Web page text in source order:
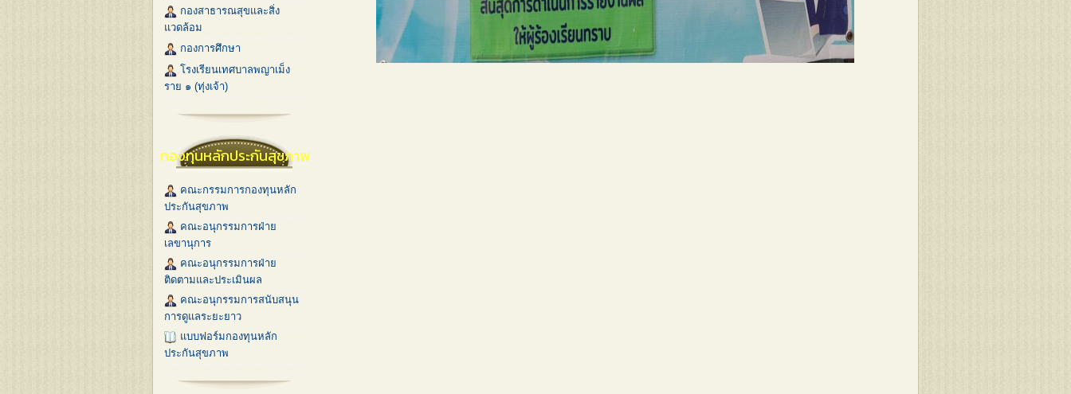
กองสาธารณสุขและสิ่ง
แวดล้อม
กองการศึกษา
โรงเรียนเทศบาลพญาเม็ง
ราย ๑ (ทุ่งเจ้า)
กองทุนหลักประกันสุขภาพ
คณะกรรมการกองทุนหลัก
ประกันสุขภาพ
คณะอนุกรรมการฝ่าย
เลขานุการ
คณะอนุกรรมการฝ่าย
ติดตามและประเมินผล
คณะอนุกรรมการสนับสนุน
การดูแลระยะยาว
แบบฟอร์มกองทุนหลัก
ประกันสุขภาพ